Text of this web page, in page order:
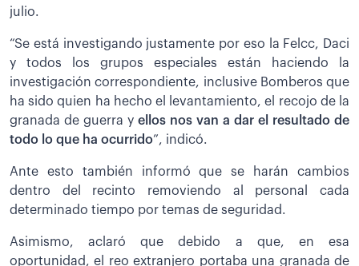
julio.
“Se está investigando justamente por eso la Felcc, Daci
y todos los grupos especiales están haciendo la
investigación correspondiente, inclusive Bomberos que
ha sido quien ha hecho el levantamiento, el recojo de la
granada de guerra y ellos nos van a dar el resultado de
todo lo que ha ocurrido”, indicó.
Ante esto también informó que se harán cambios
dentro del recinto removiendo al personal cada
determinado tiempo por temas de seguridad.
Asimismo, aclaró que debido a que, en esa
oportunidad, el reo extranjero portaba una granada de